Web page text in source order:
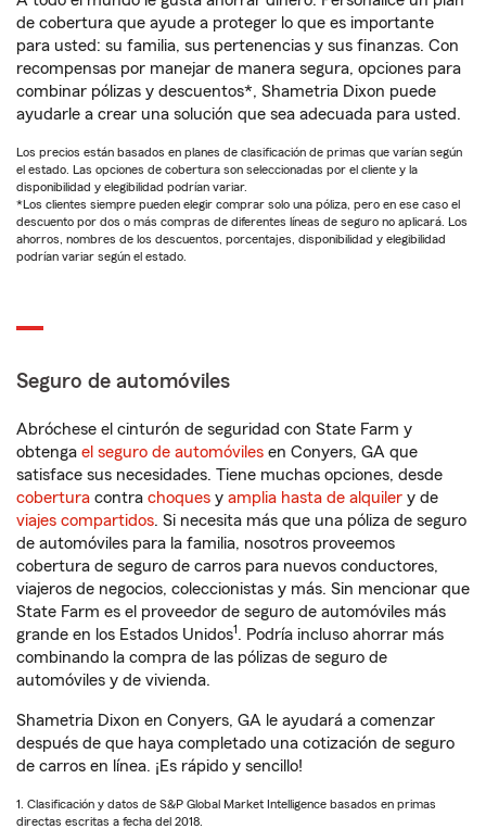
de cobertura que ayude a proteger lo que es importante
para usted: su familia, sus pertenencias y sus finanzas. Con
recompensas por manejar de manera segura, opciones para
combinar pólizas y descuentos*, Shametria Dixon puede
ayudarle a crear una solución que sea adecuada para usted.
Los precios están basados en planes de clasificación de primas que varían según
el estado. Las opciones de cobertura son seleccionadas por el cliente y la
disponibilidad y elegibilidad podrían variar.
*Los clientes siempre pueden elegir comprar solo una póliza, pero en ese caso el
descuento por dos o más compras de diferentes líneas de seguro no aplicará. Los
ahorros, nombres de los descuentos, porcentajes, disponibilidad y elegibilidad
podrían variar según el estado.
Seguro de automóviles
Abróchese el cinturón de seguridad con State Farm y
obtenga el seguro de automóviles en Conyers, GA que
satisface sus necesidades. Tiene muchas opciones, desde
cobertura contra choques y amplia hasta de alquiler y de
viajes compartidos. Si necesita más que una póliza de seguro
de automóviles para la familia, nosotros proveemos
cobertura de seguro de carros para nuevos conductores,
viajeros de negocios, coleccionistas y más. Sin mencionar que
State Farm es el proveedor de seguro de automóviles más
grande en los Estados Unidos1. Podría incluso ahorrar más
combinando la compra de las pólizas de seguro de
automóviles y de vivienda.
Shametria Dixon en Conyers, GA le ayudará a comenzar
después de que haya completado una cotización de seguro
de carros en línea. ¡Es rápido y sencillo!
1. Clasificación y datos de S&P Global Market Intelligence basados en primas
directas escritas a fecha del 2018.